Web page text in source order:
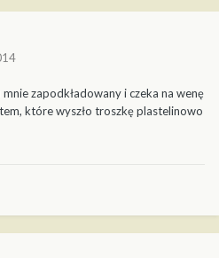
zapodkładowany i czeka na wenę
które wyszło troszkę plastelinowo